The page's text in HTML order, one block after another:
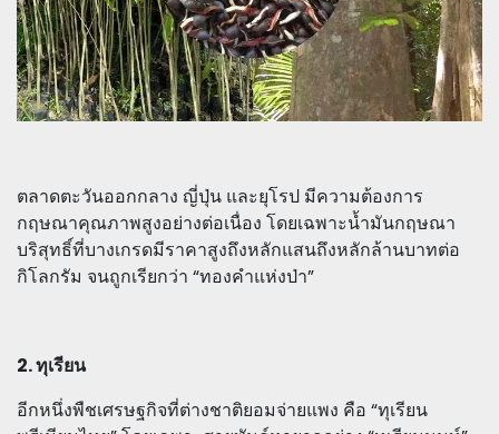
ตลาดตะวันออกกลาง ญี่ปุ่น และยุโรป มีความต้องการ
กฤษณาคุณภาพสูงอย่างต่อเนื่อง โดยเฉพาะน้ำมันกฤษณา
บริสุทธิ์ที่บางเกรดมีราคาสูงถึงหลักแสนถึงหลักล้านบาทต่อ
กิโลกรัม จนถูกเรียกว่า “ทองคำแห่งป่า”
2. ทุเรียน
อีกหนึ่งพืชเศรษฐกิจที่ต่างชาติยอมจ่ายแพง คือ “ทุเรียน